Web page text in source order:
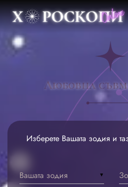
Любовна
Изберете Вашата зодия и
▼
Вашата зодия